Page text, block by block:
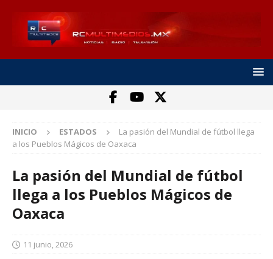
INICIO ESTADOS
La pasión del Mundial de fútbol llega
a los Pueblos Mágicos de Oaxaca
La pasión del Mundial de fútbol
llega a los Pueblos Mágicos de
Oaxaca
11 junio, 2026